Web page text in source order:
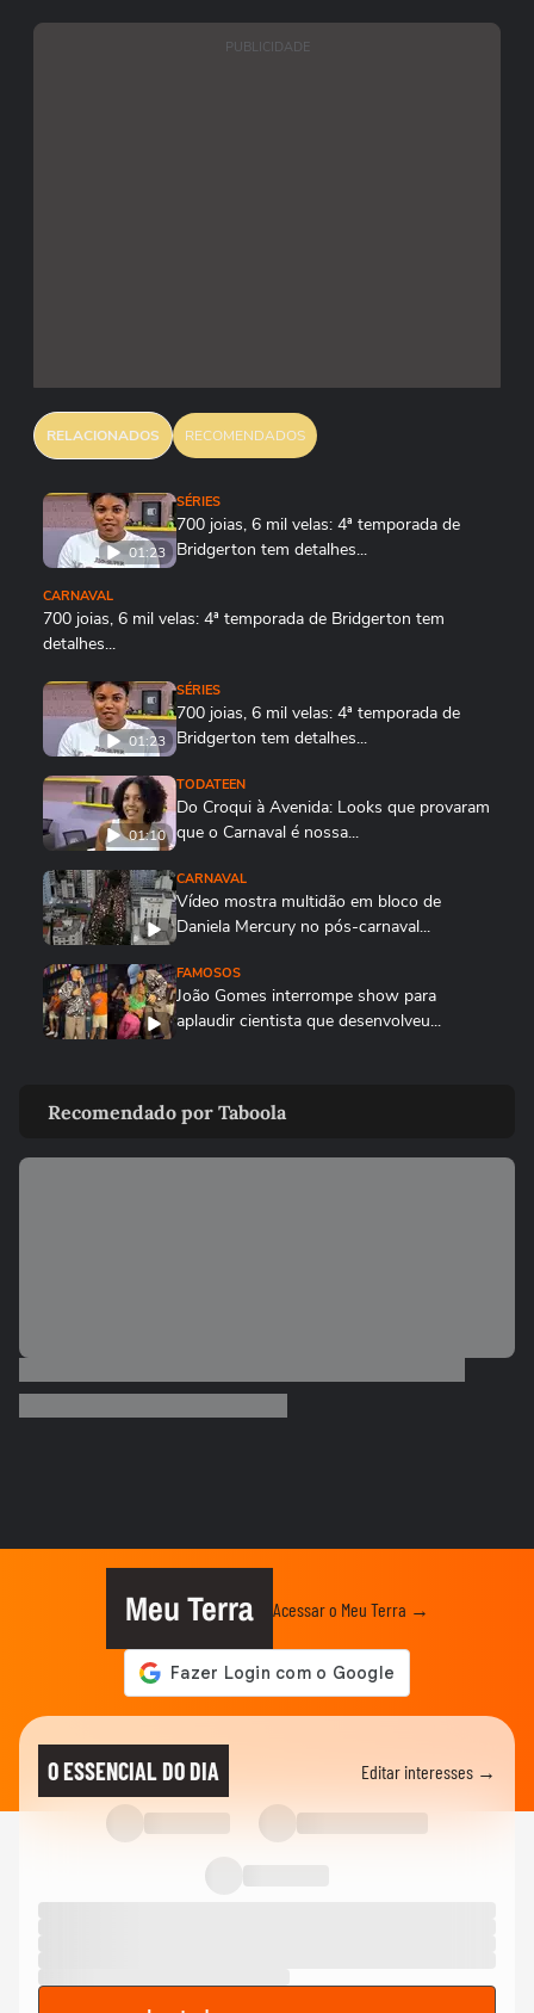
PUBLICIDADE
RELACIONADOS RECOMENDADOS
01:23
SÉRIES
700 joias, 6 mil velas: 4ª temporada de
Bridgerton tem detalhes...
CARNAVAL
700 joias, 6 mil velas: 4ª temporada de Bridgerton tem
detalhes...
01:23
SÉRIES
700 joias, 6 mil velas: 4ª temporada de
Bridgerton tem detalhes...
01:10
TODATEEN
Do Croqui à Avenida: Looks que provaram
que o Carnaval é nossa...
CARNAVAL
Vídeo mostra multidão em bloco de
Daniela Mercury no pós-carnaval...
FAMOSOS
João Gomes interrompe show para
aplaudir cientista que desenvolveu...
da Gaviões da Fiel: ‘Não...
LULA
no carnaval em novo vídeo...
A Grande Rio perdeu ponto por fantasia
de Virginia? Veja o que...
Professor acusa PMs de abordagem
violenta e homofóbica no carnaval...
Apuração do carnaval do Rio de Janeiro
2026
Recomendado por Taboola
Meu Terra Acessar o Meu Terra →
O ESSENCIAL DO DIA Editar interesses →